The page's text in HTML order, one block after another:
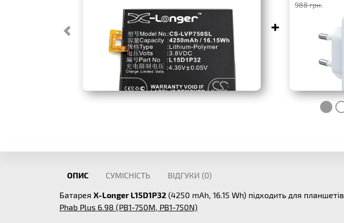
+
988 грн.
ОПИС СУМІСНІСТЬ ВІДГУКИ (0)
Батарея X-Longer L15D1P32 (4250 mAh, 16.15 Wh) підходить для планшетів
Phab Plus 6.98 (PB1-750M, PB1-750N)